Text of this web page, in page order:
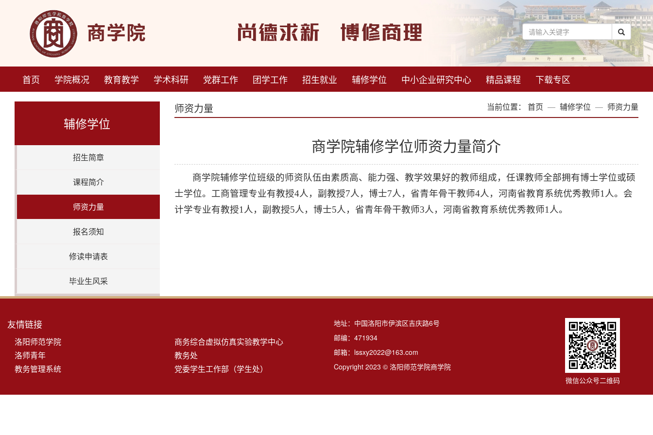
首页 学院概况 教育教学 学术科研 党群工作 团学工作 招生就业 辅修学位 中小企业研究中心 精品课程 下载专区
辅修学位
招生简章
课程简介
师资力量
报名须知
修读申请表
毕业生风采
师资力量 当前位置： 首页 辅修学位 师资力量
商学院辅修学位师资力量简介
商学院辅修学位班级的师资队伍由素质高、能力强、教学效果好的教师组成，任课教师全部拥有博士学位或硕
士学位。工商管理专业有教授4人，副教授7人，博士7人，省青年骨干教师4人，河南省教育系统优秀教师1人。会
计学专业有教授1人，副教授5人，博士5人，省青年骨干教师3人，河南省教育系统优秀教师1人。
友情链接
洛阳师范学院
商务综合虚拟仿真实验教学中心
洛师青年
教务处
教务管理系统
党委学生工作部（学生处）
地址：中国洛阳市伊滨区吉庆路6号
邮编：471934
邮箱：lssxy2022@163.com
Copyright 2023 © 洛阳师范学院商学院
微信公众号二维码